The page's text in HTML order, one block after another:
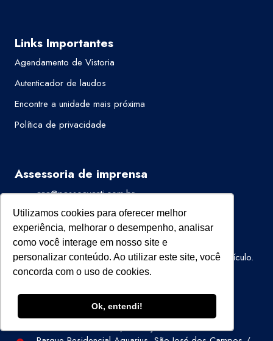
Utilizamos cookies para oferecer melhor
experiência, melhorar o desempenho, analisar
como você interage em nosso site e
personalizar conteúdo. Ao utilizar este site, você
concorda com o uso de cookies.
Ok, entendi!
Links Importantes
Agendamento de Vistoria
Autenticador de laudos
Encontre a unidade mais próxima
Política de privacidade
Assessoria de imprensa
ana@passoavanti.com.br
Trabalhe Conosco
Quer trabalhar na Super Visão?
Clique aqui,preencha o formulário e envie o seu currículo.
Av. Cassiano Ricardo, 601 Cj 72